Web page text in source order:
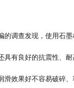
的调查发现，使用石墨
具有良好的抗震性、
滑效果好不容易破碎